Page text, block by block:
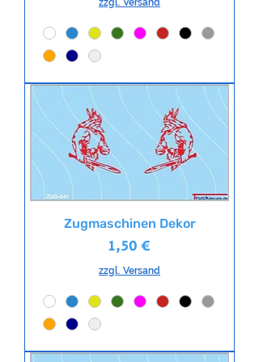
Zugmaschinen Dekor
Preis
1,50 €
zzgl. Versand